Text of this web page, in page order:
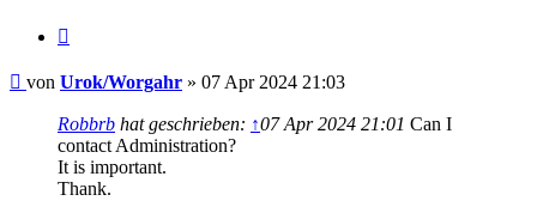
Beitrag
von Urok/Worgahr » 07 Apr 2024 21:03
Robbrb hat geschrieben: ↑07 Apr 2024 21:01 Can I
contact Administration?
It is important.
Thank.